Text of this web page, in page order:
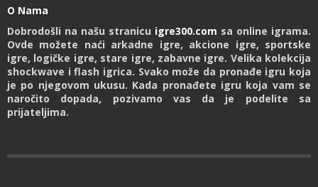
O Nama
Dobrodošli na našu stranicu igre300.com sa online igrama.
Ovde možete naći arkadne igre, akcione igre, sportske
igre, logičke igre, stare igre, zabavne igre. Velika kolekcija
shockwave i flash igrica. Svako može da pronađe igru koja
je po njegovom ukusu. Kada pronađete igru koja vam se
naročito dopada, pozivamo vas da je podelite sa
prijateljima.